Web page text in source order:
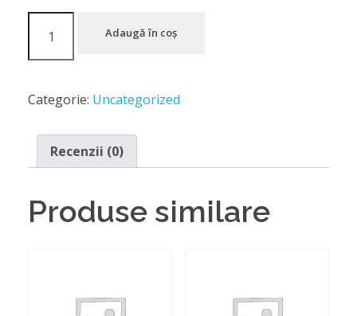
Adaugă în coș
Categorie: Uncategorized
Recenzii (0)
Produse similare